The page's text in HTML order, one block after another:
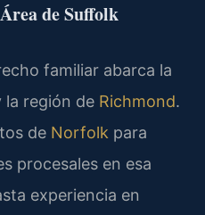
de Suffolk
familiar abarca la
la región de Richmond.
de Norfolk para
procesales en esa
experiencia en